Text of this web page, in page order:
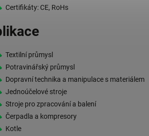
Certifikáty: CE, RoHs
Textilní průmysl
Potravinářský průmysl
Dopravní technika a manipulace s materiálem
Jednoúčelové stroje
Stroje pro zpracování a balení
Čerpadla a kompresory
Kotle